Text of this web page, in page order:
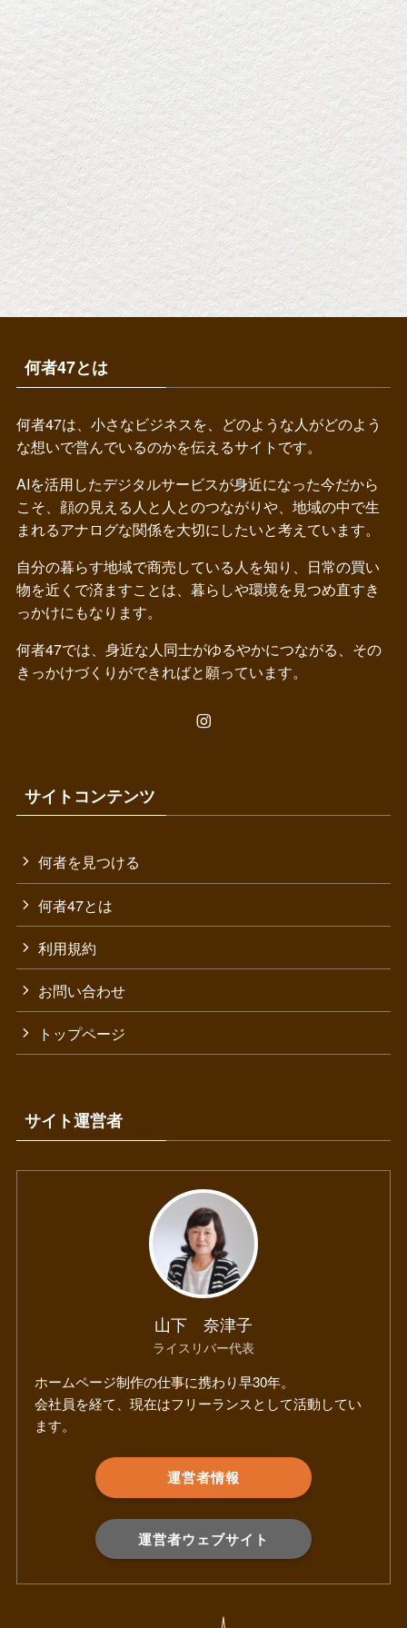
何者47とは
何者47は、小さなビジネスを、どのような人がどのよう
な想いで営んでいるのかを伝えるサイトです。
AIを活用したデジタルサービスが身近になった今だから
こそ、顔の見える人と人とのつながりや、地域の中で生
まれるアナログな関係を大切にしたいと考えています。
自分の暮らす地域で商売している人を知り、日常の買い
物を近くで済ますことは、暮らしや環境を見つめ直すき
っかけにもなります。
何者47では、身近な人同士がゆるやかにつながる、その
きっかけづくりができればと願っています。
サイトコンテンツ
何者を見つける
何者47とは
利用規約
お問い合わせ
トップページ
サイト運営者
山下 奈津子
ライスリバー代表
ホームページ制作の仕事に携わり早30年。
会社員を経て、現在はフリーランスとして活動してい
ます。
運営者情報
運営者ウェブサイト